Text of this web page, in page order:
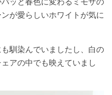
が愛らしいホワイトが気に
馴染んでいましたし、白の
アの中でも映えていまし